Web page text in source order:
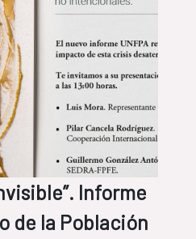
Informe
de la Población